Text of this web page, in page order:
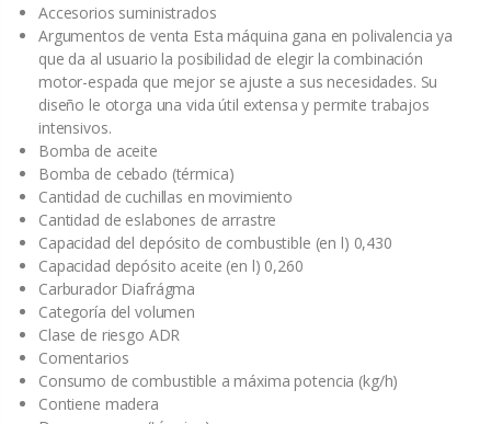
Accesorios suministrados
Argumentos de venta Esta máquina gana en polivalencia ya
que da al usuario la posibilidad de elegir la combinación
motor-espada que mejor se ajuste a sus necesidades. Su
diseño le otorga una vida útil extensa y permite trabajos
intensivos.
Bomba de aceite
Bomba de cebado (térmica)
Cantidad de cuchillas en movimiento
Cantidad de eslabones de arrastre
Capacidad del depósito de combustible (en l) 0,430
Capacidad depósito aceite (en l) 0,260
Carburador Diafrágma
Categoría del volumen
Clase de riesgo ADR
Comentarios
Consumo de combustible a máxima potencia (kg/h)
Contiene madera